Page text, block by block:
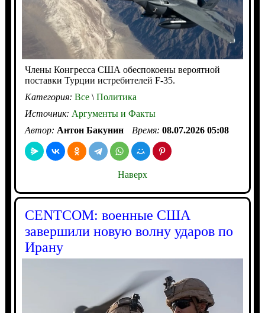
Члены Конгресса США обеспокоены вероятной
поставки Турции истребителей F-35.
Категория: Все\Политика
Источник: Аргументы и Факты
Автор: Антон Бакунин Время: 08.07.2026 05:08
Наверх
CENTCOM: военные США
завершили новую волну ударов по
Ирану